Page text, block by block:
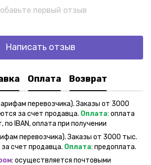
первый отзыв
Написать отзыв
Оплата Возврат
перевозчика). Заказы от 3000
за счет продавца. Оплата: оплата
по IBAN, оплата при получении
перевозчика). Заказы от 3000 тыс.
счет продавца. Оплата: предоплата.
: осуществляется почтовыми